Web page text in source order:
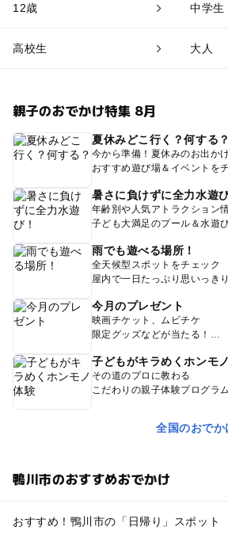
12歳 中学生
高校生 大人
親子のおでかけ特集 8月
夏休みどこ行く？何する？
今から準備！夏休みのお出か
おすすめ遊び場＆イベントを
暑さに負けずに全力水遊
年齢別や人気アトラクション
子ども大満足のプール＆水遊
雨でも遊べる場所！
全天候型スポットをチェック
屋内で一日たっぷり思いっき
今月のプレゼント
映画チケット、ムビチケ
限定グッズなどが当たる！
子どもがキラめくホンモ
その道のプロに教わる
こだわりの親子体験プログラ
全国のおで
鴨川市のおすすめおでかけ
おすすめ！鴨川市の「日帰り」スポット